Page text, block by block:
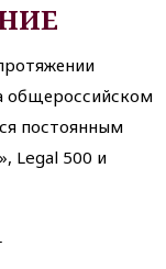
общероссийском
постоянным
Legal 500 и